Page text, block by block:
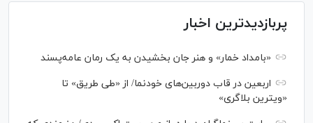
پربازدیدترین اخبار
«بامداد خمار» و هنر جان بخشیدن به یک رمان عامه‌پسند
اربعین در قاب دوربین‌های خودنما/ از «طی طریق» تا
«ویترین بلاگری»